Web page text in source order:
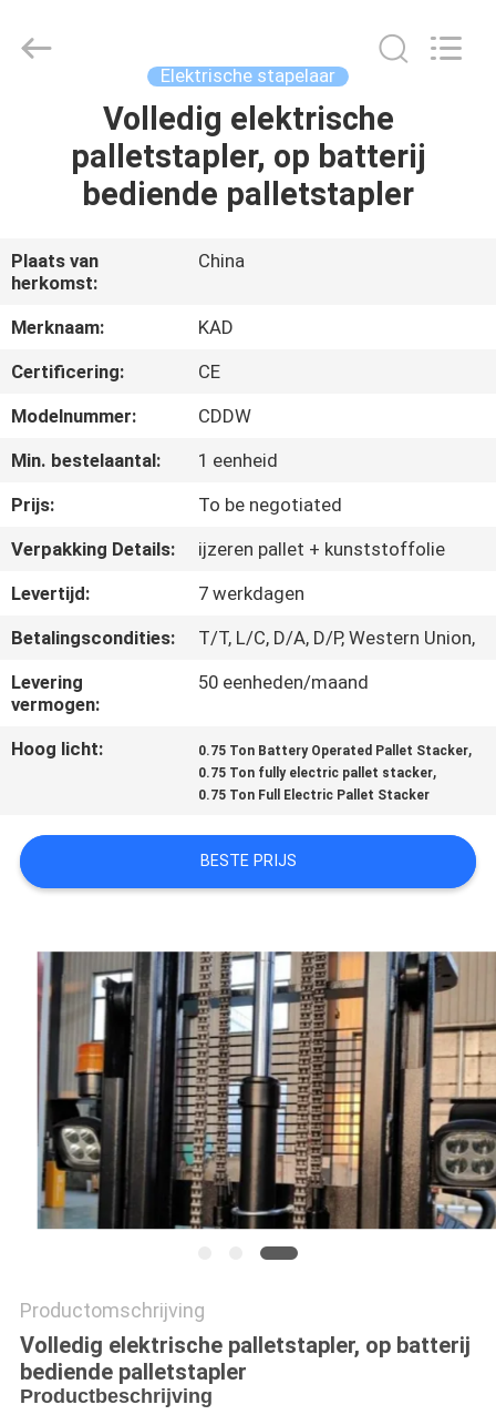
PRODUCTEN
VIDEOS
ONGEVEER
ONS
KWALITEITSCONTROLE
CONTACTEER
NIEUWS
VERZOEK
CITAAT
PRIVACY
POLICY
Co.,Ltd.
Elektrische stapelaar
Volledig elektrische
palletstapler, op batterij
bediende palletstapler
Plaats van
herkomst:
China
Merknaam:
KAD
Certificering:
CE
Modelnummer:
CDDW
Min. bestelaantal:
1 eenheid
Prijs:
To be negotiated
Verpakking Details:
ijzeren pallet + kunststoffolie
Levertijd:
7 werkdagen
Betalingscondities:
T/T, L/C, D/A, D/P, Western Union,
Levering
vermogen:
50 eenheden/maand
Hoog licht: 0.75 Ton Battery Operated Pallet Stacker,
0.75 Ton fully electric pallet stacker,
0.75 Ton Full Electric Pallet Stacker
BESTE PRIJS
Productomschrijving
Volledig elektrische palletstapler, op batterij
bediende palletstapler
Productbeschrijving